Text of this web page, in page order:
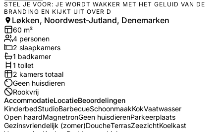
STEL JE VOOR: JE WORDT WAKKER MET HET GELUID VAN DE
BRANDING EN KIJKT UIT OVER D
Løkken, Noordwest-Jutland, Denemarken
60 m²
4 personen
2 slaapkamers
1 badkamer
1 toilet
2 kamers totaal
Geen huisdieren
Rookvrij
AccommodatieLocatieBeoordelingen
KinderbedStudioBarbecueSchoonmaakKokVaatwasser
Open haardMagnetronGeen huisdierenParkeerplaats
Gezinsvriendelijk (zomer)DoucheTerrasZeezichtKoelkast